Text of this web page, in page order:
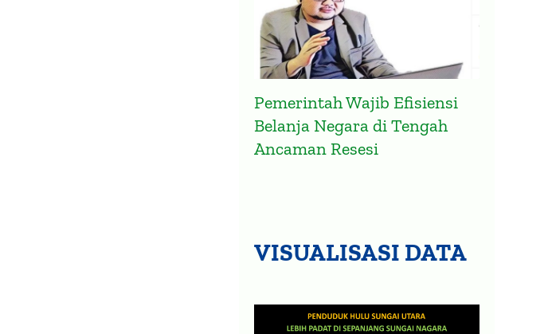
Pemerintah Wajib Efisiensi
Belanja Negara di Tengah
Ancaman Resesi
VISUALISASI DATA